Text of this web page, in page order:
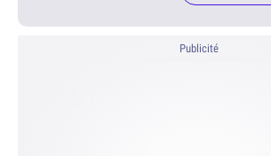
Publicité